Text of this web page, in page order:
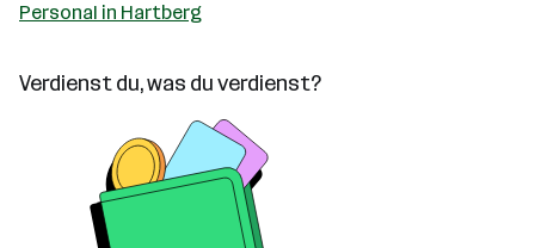
Personal in Hartberg
Verdienst du, was du verdienst?